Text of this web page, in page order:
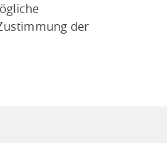
der